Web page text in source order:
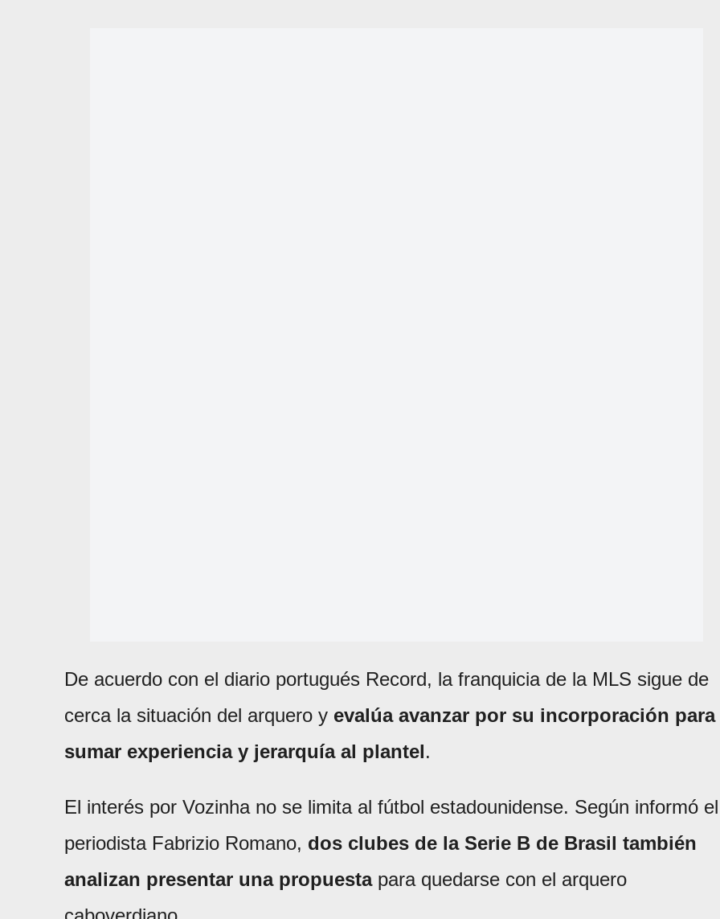
De acuerdo con el diario portugués Record, la franquicia de la MLS sigue de
cerca la situación del arquero y evalúa avanzar por su incorporación para
sumar experiencia y jerarquía al plantel.
El interés por Vozinha no se limita al fútbol estadounidense. Según informó el
periodista Fabrizio Romano, dos clubes de la Serie B de Brasil también
analizan presentar una propuestapara quedarse con el arquero